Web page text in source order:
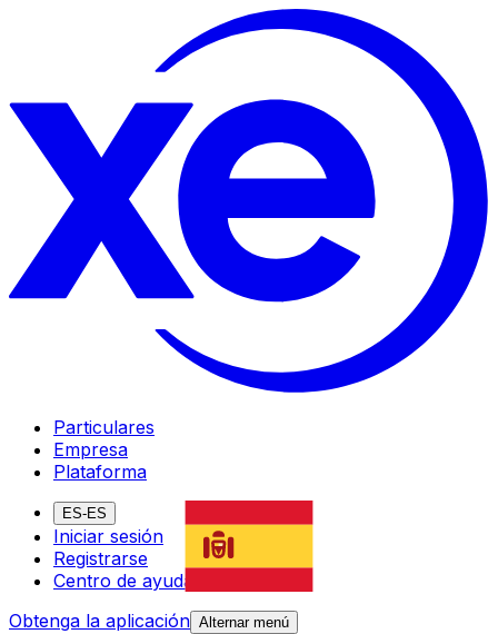
Particulares
Empresa
Plataforma
ES-ES
Iniciar sesión
Registrarse
Centro de ayuda
Obtenga la aplicación Alternar menú